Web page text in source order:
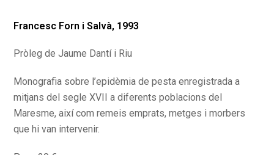
Francesc Forn i Salvà, 1993
Pròleg de Jaume Dantí i Riu
Monografia sobre l’epidèmia de pesta enregistrada a
mitjans del segle XVII a diferents poblacions del
Maresme, així com remeis emprats, metges i morbers
que hi van intervenir.